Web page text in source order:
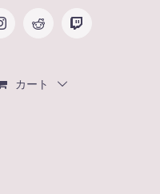
Reddit Twitch
カート